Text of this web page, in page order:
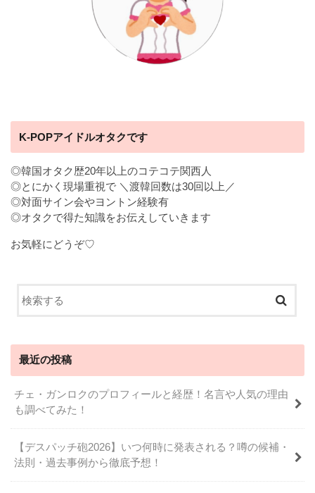
K-POPアイドルオタクです
◎韓国オタク歴20年以上のコテコテ関西人
◎とにかく現場重視で ＼渡韓回数は30回以上／
◎対面サイン会やヨントン経験有
◎オタクで得た知識をお伝えしていきます
お気軽にどうぞ♡
最近の投稿
チェ・ガンロクのプロフィールと経歴！名言や人気の理由
も調べてみた！
【デスパッチ砲2026】いつ何時に発表される？噂の候補・
法則・過去事例から徹底予想！